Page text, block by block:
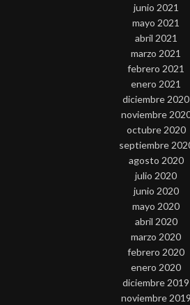
junio 2021
mayo 2021
abril 2021
marzo 2021
febrero 2021
enero 2021
diciembre 2020
noviembre
octubre 2020
septiembre
agosto 2020
julio 2020
junio 2020
mayo 2020
abril 2020
marzo 2020
febrero 2020
enero 2020
diciembre 2019
noviembre 2019